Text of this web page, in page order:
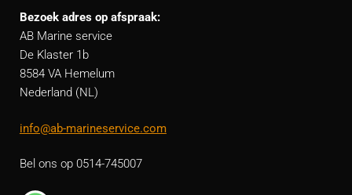
Bezoek adres op afspraak:
AB Marine service
De Klaster 1b
8584 VA Hemelum
Nederland (NL)
info@ab-marineservice.com
Bel ons op 0514-745007